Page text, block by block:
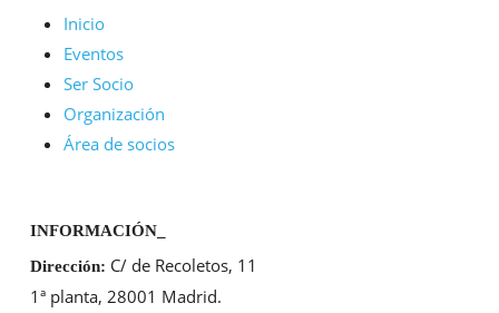
Inicio
Eventos
Ser Socio
Organización
Área de socios
INFORMACIÓN_
Dirección: C/ de Recoletos, 11
1ª planta, 28001 Madrid.